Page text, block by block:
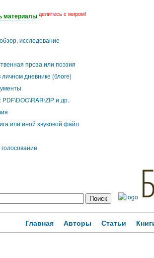
материалы делитесь с миром!
исследование
проза или поэзия
личном дневнике (блоге)
и др.
или иной звуковой файл
Главная Авторы Статьи